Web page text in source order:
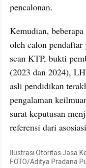
pencalonan.
Kemudian,
oleh calon pendaftar
scan KTP, bukti
(2023 dan 2024),
asli pendidikan
pengalaman
surat keputusan
referensi dari
Ilustrasi Otoritas Jasa
FOTO/Aditya Pradana